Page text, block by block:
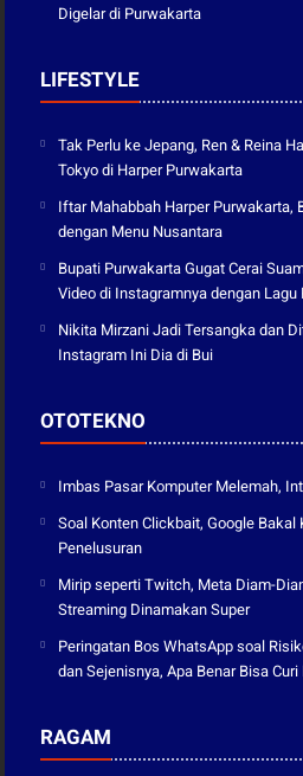
Digelar di Purwakarta
LIFESTYLE
Tak Perlu ke Jepang, Ren & Reina
Tokyo di Harper Purwakarta
Iftar Mahabbah Harper Purwakarta,
dengan Menu Nusantara
Bupati Purwakarta Gugat Cerai
Video di Instagramnya dengan
Nikita Mirzani Jadi Tersangka dan
Instagram Ini Dia di Bui
OTOTEKNO
Imbas Pasar Komputer Melemah,
Soal Konten Clickbait, Google Bakal
Penelusuran
Mirip seperti Twitch, Meta Diam-
Streaming Dinamakan Super
Peringatan Bos WhatsApp soal
dan Sejenisnya, Apa Benar Bisa Curi
RAGAM